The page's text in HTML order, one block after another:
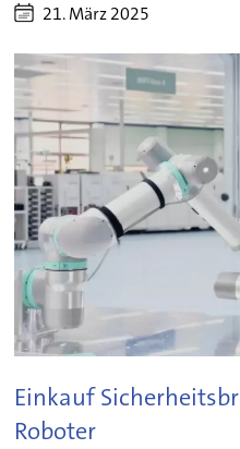
21. März 2025
Einkauf
Roboter